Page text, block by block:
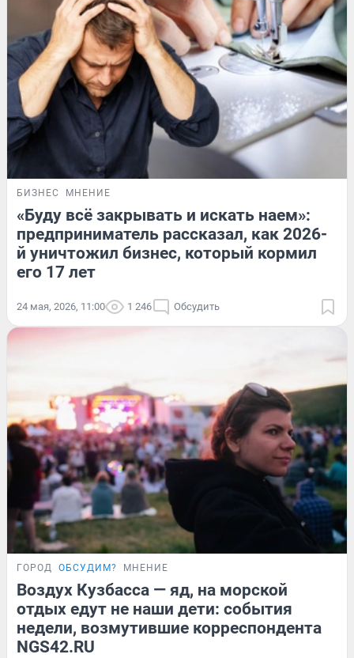
БИЗНЕС МНЕНИЕ
«Буду всё закрывать и искать наем»:
предприниматель рассказал, как 2026-
й уничтожил бизнес, который кормил
его 17 лет
24 мая, 2026, 11:00 1 246 Обсудить
ГОРОД ОБСУДИМ? МНЕНИЕ
Воздух Кузбасса — яд, на морской
отдых едут не наши дети: события
недели, возмутившие корреспондента
NGS42.RU